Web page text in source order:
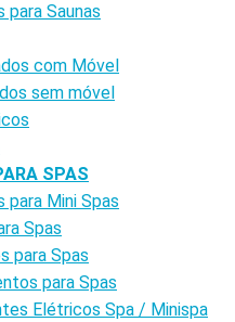
para Saunas
com Móvel
sem móvel
SPAS
para Mini Spas
Spas
para Spas
para Spas
Elétricos Spa / Minispa